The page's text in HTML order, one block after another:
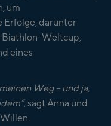
um
Erfolge, darunter
Weltcup,
eines
Weg – und ja,
sagt Anna und